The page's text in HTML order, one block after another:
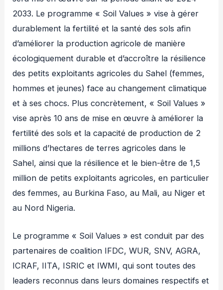
2033. Le programme « Soil Values » vise à gérer
durablement la fertilité et la santé des sols afin
d’améliorer la production agricole de manière
écologiquement durable et d’accroître la résilience
des petits exploitants agricoles du Sahel (femmes,
hommes et jeunes) face au changement climatique
et à ses chocs. Plus concrètement, « Soil Values »
vise après 10 ans de mise en œuvre à améliorer la
fertilité des sols et la capacité de production de 2
millions d’hectares de terres agricoles dans le
Sahel, ainsi que la résilience et le bien-être de 1,5
million de petits exploitants agricoles, en particulier
des femmes, au Burkina Faso, au Mali, au Niger et
au Nord Nigeria.
Le programme « Soil Values » est conduit par des
partenaires de coalition IFDC, WUR, SNV, AGRA,
ICRAF, IITA, ISRIC et IWMI, qui sont toutes des
leaders reconnus dans leurs domaines respectifs et